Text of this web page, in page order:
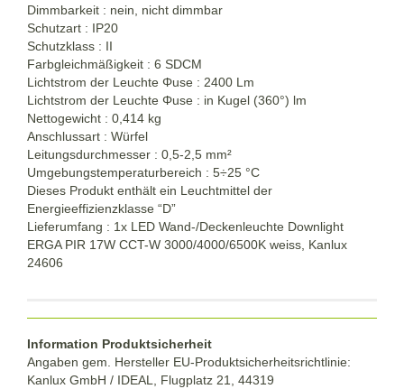
Dimmbarkeit : nein, nicht dimmbar
Schutzart : IP20
Schutzklass : II
Farbgleichmäßigkeit : 6 SDCM
Lichtstrom der Leuchte Φuse : 2400 Lm
Lichtstrom der Leuchte Φuse : in Kugel (360°) lm
Nettogewicht : 0,414 kg
Anschlussart : Würfel
Leitungsdurchmesser : 0,5-2,5 mm²
Umgebungstemperaturbereich : 5÷25 °C
Dieses Produkt enthält ein Leuchtmittel der
Energieeffizienzklasse “D”
Lieferumfang : 1x LED Wand-/Deckenleuchte Downlight
ERGA PIR 17W CCT-W 3000/4000/6500K weiss, Kanlux
24606
Information Produktsicherheit
Angaben gem. Hersteller EU-Produktsicherheitsrichtlinie:
Kanlux GmbH / IDEAL, Flugplatz 21, 44319